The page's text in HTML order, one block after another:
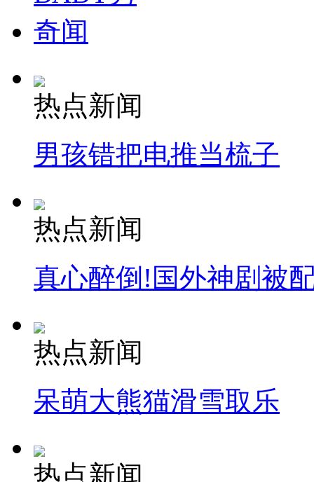
奇闻
热点新闻
男孩错把电推当梳子
热点新闻
真心醉倒!国外神剧被
热点新闻
呆萌大熊猫滑雪取乐
热点新闻